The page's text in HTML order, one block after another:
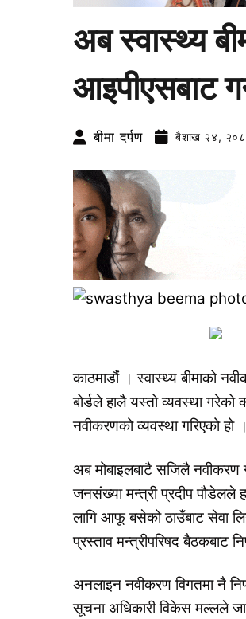
अब स्वास्थ्य
आइपीएसबाट
बीमा दर्पण बैशाख २४,
काठमाडौं । स्वास्थ्य बीमाको
बोर्डले हालै यस्तो व्यवस्था
नवीकरणको व्यवस्था गरिएको हो ।
अब मोबाइलबाटै सजिलै नवीकरण
जनसंख्या मन्त्री प्रदीप पौडेलले
लागि आफू बसेको ठाउँबाट सेवा
प्रस्ताव मन्त्रीपरिषद बैठकबाट
अनलाइन नवीकरण विगतमा नै
सूचना अधिकारी विकेस मल्लले